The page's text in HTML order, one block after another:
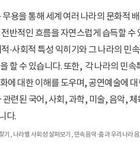
용을 통해 세계 여러 나라의 문화적
반적인 흐름을 자연스럽게 습득할 수
·사회적 특성 익히기와 그 나라의 민
할 수 있습니다. 또한, 각 나라의 민속
에 대한 이해를 도우며, 공연예술에
관련된 국어, 사회, 과학, 미술, 음악,
다.
기, 나라별 사회성 살펴보기, 민속음악·춤과 우리나라